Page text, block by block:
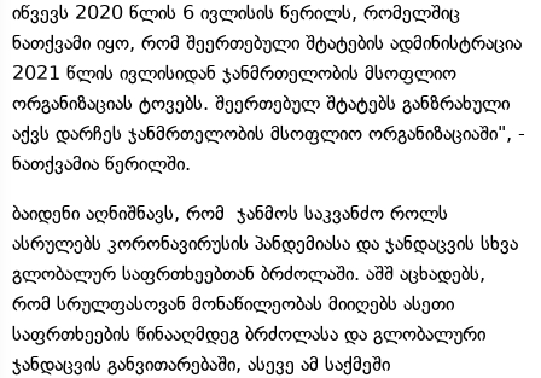
იწვევს 2020 წლის 6 ივლისის წერილს, რომელშიც
ნათქვამი იყო, რომ შეერთებული შტატების ადმინისტრაცია
2021 წლის ივლისიდან ჯანმრთელობის მსოფლიო
ორგანიზაციას ტოვებს. შეერთებულ შტატებს განზრახული
აქვს დარჩეს ჯანმრთელობის მსოფლიო ორგანიზაციაში", -
ნათქვამია წერილში.
ბაიდენი აღნიშნავს, რომ ჯანმოს საკვანძო როლს
ასრულებს კორონავირუსის პანდემიასა და ჯანდაცვის სხვა
გლობალურ საფრთხეებთან ბრძოლაში. აშშ აცხადებს,
რომ სრულფასოვან მონაწილეობას მიიღებს ასეთი
საფრთხეების წინააღმდეგ ბრძოლასა და გლობალური
ჯანდაცვის განვითარებაში, ასევე ამ საქმეში